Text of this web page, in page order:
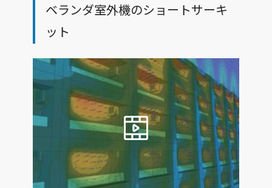
ベランダ室外機のショートサーキ
ット